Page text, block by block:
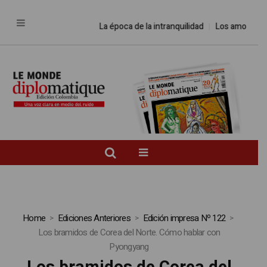
La época de la intranquilidad Los amos del
Home Ediciones Anteriores
Edición impresa Nº 122
Los bramidos de Corea del Norte. Cómo hablar con
Pyongyang